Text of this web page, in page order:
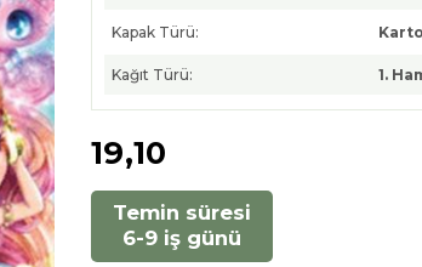
Kapak Türü:
Kağıt Türü: 1.
19,10
Temin süresi
6-9 iş günü